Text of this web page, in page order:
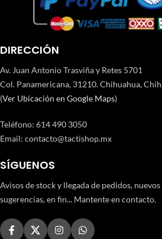
DIRECCIÓN
Av. Juan Antonio Trasviña y Retes 5701
Col. Panamericana, 31210. Chihuahua,
(Ver Ubicación en Google Maps)
Teléfono: 614 490 3050
Email: contacto@tactishop.mx
SÍGUENOS
Avisos de stock y llegada de pedidos,
sugerencias, en fin... Mantente en contacto.